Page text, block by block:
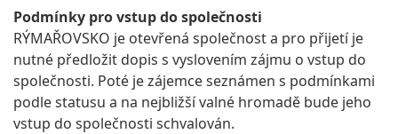
Podmínky pro vstup do společnosti
RÝMAŘOVSKO je otevřená společnost a pro přijetí je
nutné předložit dopis s vyslovením zájmu o vstup do
společnosti. Poté je zájemce seznámen s podmínkami
podle statusu a na nejbližší valné hromadě bude jeho
vstup do společnosti schvalován.